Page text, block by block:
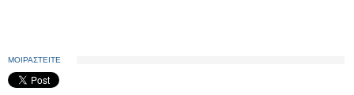
ΜΟΙΡΑΣΤΕΙΤΕ